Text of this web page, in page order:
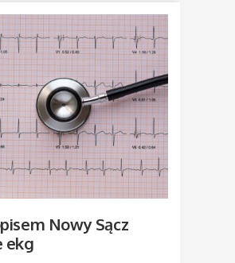
Nowy Sącz
ekg